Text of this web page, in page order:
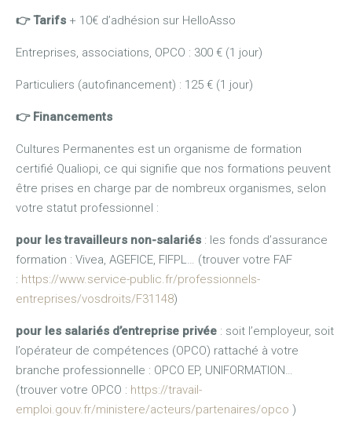
👉Tarifs + 10€ d’adhésion sur HelloAsso
Entreprises, associations, OPCO : 300 € (1 jour)
Particuliers (autofinancement) : 125 € (1 jour)
👉 Financements
Cultures Permanentes est un organisme de formation
certifié Qualiopi, ce qui signifie que nos formations peuvent
être prises en charge par de nombreux organismes, selon
votre statut professionnel :
pour les travailleurs non-salariés : les fonds d’assurance
formation : Vivea, AGEFICE, FIFPL… (trouver votre FAF
: https://www.service-public.fr/professionnels-
entreprises/vosdroits/F31148)
pour les salariés d’entreprise privée : soit l’employeur, soit
l’opérateur de compétences (OPCO) rattaché à votre
branche professionnelle : OPCO EP, UNIFORMATION…
(trouver votre OPCO : https://travail-
emploi.gouv.fr/ministere/acteurs/partenaires/opco )